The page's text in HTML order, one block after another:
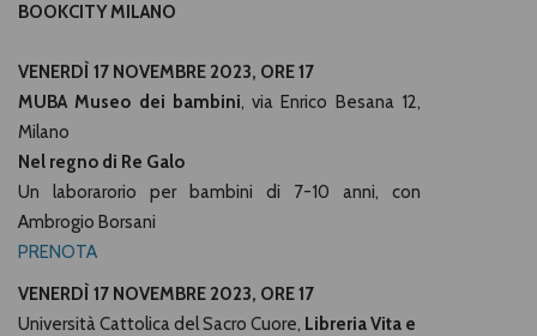
BOOKCITY MILANO
VENERDÌ 17 NOVEMBRE 2023, ORE 17
MUBA Museo dei bambini, via Enrico Besana 12,
Milano
Nel regno di Re Galo
Un laborarorio per bambini di 7-10 anni, con
Ambrogio Borsani
PRENOTA
VENERDÌ 17 NOVEMBRE 2023, ORE 17
Università Cattolica del Sacro Cuore, Libreria Vita e